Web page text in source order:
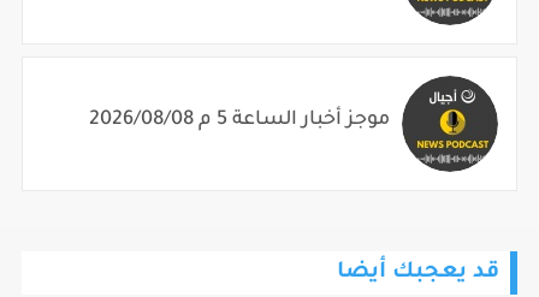
موجز أخبار الساعة 5 م 2026/08/08
قد يعجبك أيضا